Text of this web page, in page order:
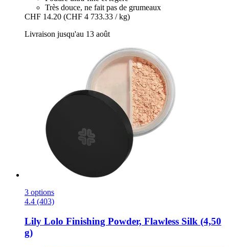
Très douce, ne fait pas de grumeaux
CHF 14.20 (CHF 4 733.33 / kg)
Livraison jusqu'au 13 août
3 options
4.4 (403)
Lily Lolo Finishing Powder, Flawless Silk (4,50
g)